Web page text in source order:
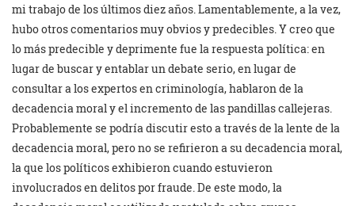
mi trabajo de los últimos diez años. Lamentablemente, a la vez,
hubo otros comentarios muy obvios y predecibles. Y creo que
lo más predecible y deprimente fue la respuesta política: en
lugar de buscar y entablar un debate serio, en lugar de
consultar a los expertos en criminología, hablaron de la
decadencia moral y el incremento de las pandillas callejeras.
Probablemente se podría discutir esto a través de la lente de la
decadencia moral, pero no se refirieron a su decadencia moral,
la que los políticos exhibieron cuando estuvieron
involucrados en delitos por fraude. De este modo, la